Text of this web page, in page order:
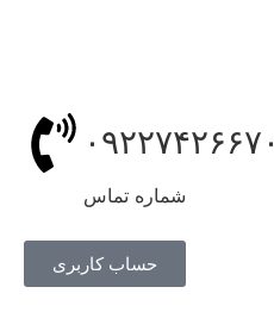
۰۹۲۲۷۴۲۶۶۷۰
شماره تماس
حساب کاربری